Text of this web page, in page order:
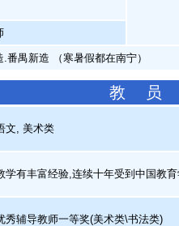
.番禺新造 （寒暑假都在南宁）
教 员
文, 美术类
有丰富经验,连续十年受到中国教
辅导教师一等奖(美术类\书法类)